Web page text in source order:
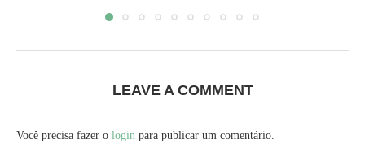
LEAVE A COMMENT
Você precisa fazer o login para publicar um comentário.